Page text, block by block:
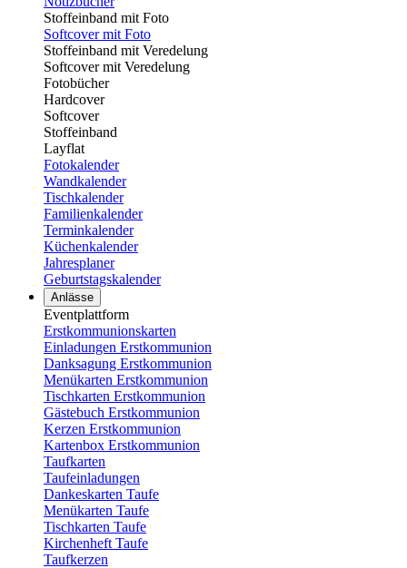
Stoffeinband mit Foto
Softcover mit Foto
Stoffeinband mit Veredelung
Softcover mit Veredelung
Fotobücher
Hardcover
Softcover
Stoffeinband
Layflat
Fotokalender
Wandkalender
Tischkalender
Familienkalender
Terminkalender
Küchenkalender
Jahresplaner
Geburtstagskalender
Anlässe
Eventplattform
Erstkommunionskarten
Einladungen Erstkommunion
Danksagung Erstkommunion
Menükarten Erstkommunion
Tischkarten Erstkommunion
Gästebuch Erstkommunion
Kerzen Erstkommunion
Kartenbox Erstkommunion
Taufkarten
Taufeinladungen
Dankeskarten Taufe
Menükarten Taufe
Tischkarten Taufe
Kirchenheft Taufe
Taufkerzen